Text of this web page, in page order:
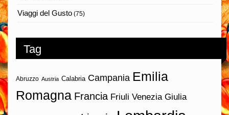
Viaggi del Gusto (75)
Tag
Abruzzo Austria Calabria Campania Emilia
Romagna Francia Friuli Venezia Giulia